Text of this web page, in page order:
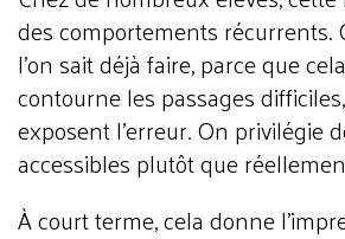
des comportements récurrents.
l’on sait déjà faire, parce que
contourne les passages
exposent l’erreur. On privilégie
accessibles plutôt que
À court terme, cela donne